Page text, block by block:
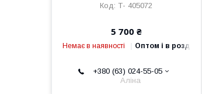
Т- 405072
5 700 ₴
Немає в наявності Оптом і в роздріб
+380 (63) 024-55-05
Аліна